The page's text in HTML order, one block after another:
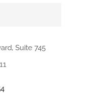
Suite 745